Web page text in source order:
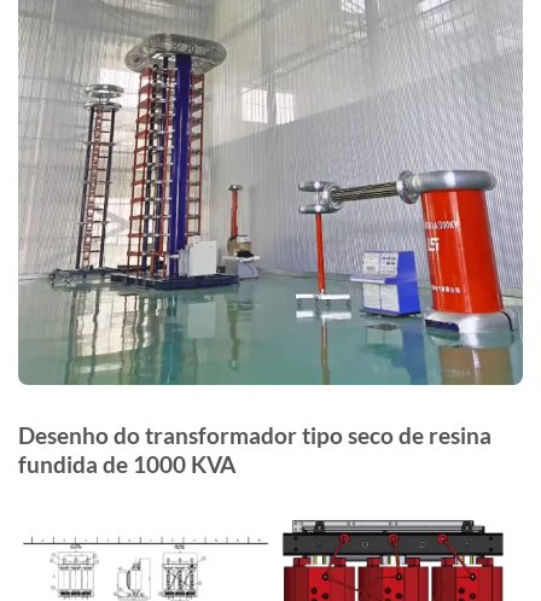
Desenho do transformador tipo seco de resina
fundida de 1000 KVA